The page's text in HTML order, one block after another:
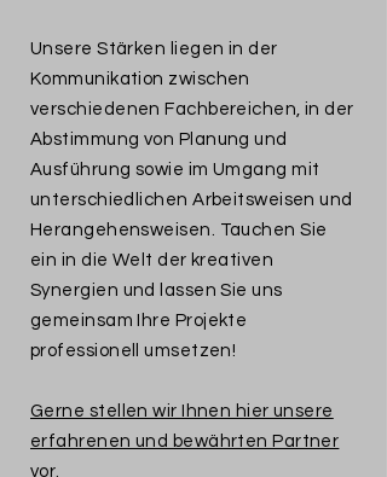
Unsere Stärken liegen in der
Kommunikation zwischen
verschiedenen Fachbereichen, in der
Abstimmung von Planung und
Ausführung sowie im Umgang mit
unterschiedlichen Arbeitsweisen und
Herangehensweisen. Tauchen Sie
ein in die Welt der kreativen
Synergien und lassen Sie uns
gemeinsam Ihre Projekte
professionell umsetzen!
Gerne stellen wir Ihnen hier unsere
erfahrenen und bewährten Partner
vor.